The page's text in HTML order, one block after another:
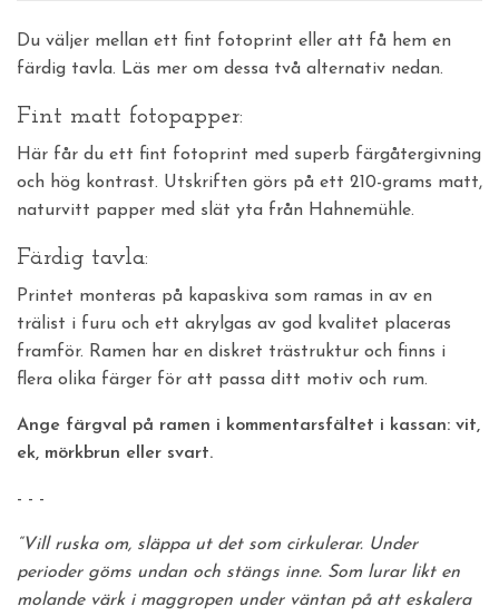
Du väljer mellan ett fint fotoprint eller att få hem en
färdig tavla. Läs mer om dessa två alternativ nedan.
Fint matt fotopapper:
Här får du ett fint fotoprint med superb färgåtergivning
och hög kontrast. Utskriften görs på ett 210-grams matt,
naturvitt papper med slät yta från Hahnemühle.
Färdig tavla:
Printet monteras på kapaskiva som ramas in av en
trälist i furu och ett akrylgas av god kvalitet placeras
framför. Ramen har en diskret trästruktur och finns i
flera olika färger för att passa ditt motiv och rum.
Ange färgval på ramen i kommentarsfältet i kassan: vit,
ek, mörkbrun eller svart.
- - -
“Vill ruska om, släppa ut det som cirkulerar. Under
perioder göms undan och stängs inne. Som lurar likt en
molande värk i maggropen under väntan på att eskalera